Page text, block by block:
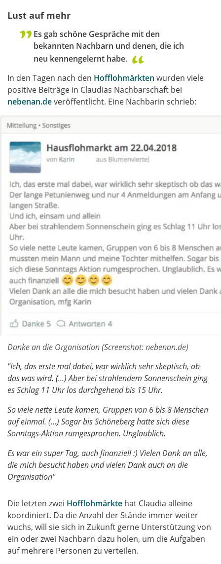
Lust auf mehr
Es gab schöne Gespräche mit den
bekannten Nachbarn und denen, die ich
neu kennengelernt habe.
In den Tagen nach den Hofflohmärkten wurden viele
positive Beiträge in Claudias Nachbarschaft bei
nebenan.deveröffentlicht. Eine Nachbarin schrieb:
Danke an die Organisation (Screenshot: nebenan.de)
"Ich, das erste mal dabei, war wirklich sehr skeptisch, ob
das was wird. (...) Aber bei strahlendem Sonnenschein ging
es Schlag 11 Uhr los durchgehend bis 15 Uhr.
So viele nette Leute kamen, Gruppen von 6 bis 8 Menschen
auf einmal. (...) Sogar bis Schöneberg hatte sich diese
Sonntags-Aktion rumgesprochen. Unglaublich.
Es war ein super Tag, auch finanziell :) Vielen Dank an alle,
die mich besucht haben und vielen Dank auch an die
Organisation"
Die letzten zwei Hofflohmärkte hat Claudia alleine
koordiniert. Da die Anzahl der Stände immer weiter
wuchs, will sie sich in Zukunft gerne Unterstützung von
ein oder zwei Nachbarn dazu holen, um die Aufgaben
auf mehrere Personen zu verteilen.